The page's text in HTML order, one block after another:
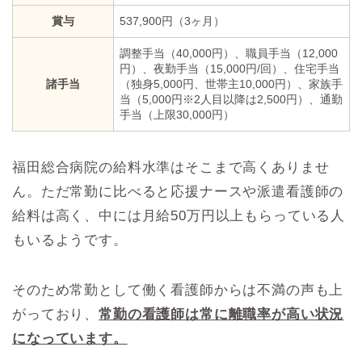
賞与 537,900円（3ヶ月）
諸手当
調整手当（40,000円）、職員手当（12,000
円）、夜勤手当（15,000円/回）、住宅手当
（独身5,000円、世帯主10,000円）、家族手
当（5,000円※2人目以降は2,500円）、通勤
手当（上限30,000円）
福田総合病院の給料水準はそこまで高くありませ
ん。ただ常勤に比べると応援ナースや派遣看護師の
給料は高く、中には月給50万円以上もらっている人
もいるようです。
そのため常勤として働く看護師からは不満の声も上
がっており、常勤の看護師は常に離職率が高い状況
になっています。